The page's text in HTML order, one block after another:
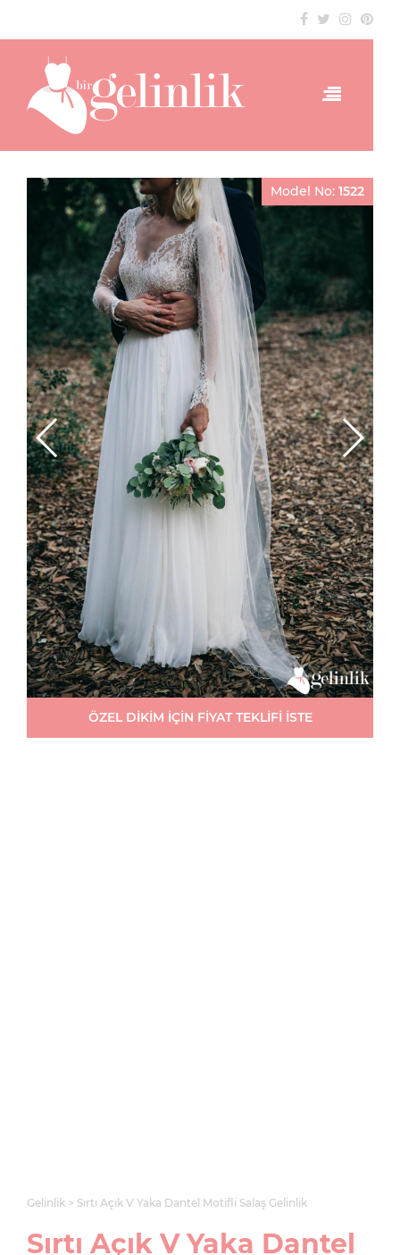
Model No: 1522
ÖZEL DİKİM İÇİN FİYAT TEKLİFİ İSTE
Gelinlik Sırtı Açık V Yaka Dantel Motifli Salaş Gelinlik
Sırtı Açık V Yaka Dantel